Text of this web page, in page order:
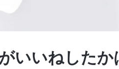
いいねしたか